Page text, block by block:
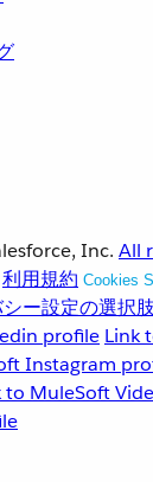
Inc. All
利用規約 Cookies
ー設定の選択肢
profile Link
Instagram
to MuleSoft